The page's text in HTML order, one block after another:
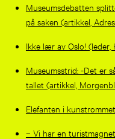
Museumsdebatten
på saken (artikkel,
Ikke lær av Oslo! (leder,
Museumsstrid: -Det er
tallet (artikkel,
Elefanten i
– Vi har en